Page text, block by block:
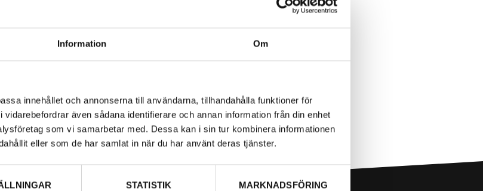
Information Om
innehållet och annonserna till användarna, tillhandahålla funktioner för
även sådana identifierare och annan information från din enhet
som vi samarbetar med. Dessa kan i sin tur kombinera informationen
eller som de har samlat in när du har använt deras tjänster.
STATISTIK MARKNADSFÖRING